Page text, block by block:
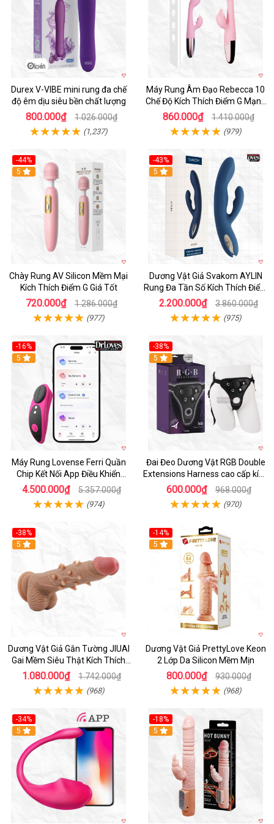
Durex V-VIBE mini rung đa chế
độ êm dịu siêu bền chất lượng
800.000₫ 1.026.000₫
(1,237)
Máy Rung Âm Đạo Rebecca 10
Chế Độ Kích Thích Điểm G Mạnh
Mẽ
860.000₫ 1.410.000₫
(979)
-44%
Hot
5
Chày Rung AV Silicon Mềm Mại
Kích Thích Điểm G Giá Tốt
720.000₫ 1.286.000₫
(977)
-43%
Hot
5
Dương Vật Giả Svakom AYLIN
Rung Đa Tần Số Kích Thích Điểm
G
2.200.000₫ 3.860.000₫
(975)
-16%
Hot
5
Máy Rung Lovense Ferri Quần
Chip Kết Nối App Điều Khiển
Thông Minh
4.500.000₫ 5.357.000₫
(974)
-38%
Hot
5
Đai Đeo Dương Vật RGB Double
Extensions Harness cao cấp kích
thích
600.000₫ 968.000₫
(970)
-38%
5
Dương Vật Giả Gắn Tường JIUAI
Gai Mềm Siêu Thật Kích Thích
Cực Đỉnh
1.080.000₫ 1.742.000₫
(968)
-14%
5
Dương Vật Giả PrettyLove Keon
2 Lớp Da Silicon Mềm Mịn
800.000₫ 930.000₫
(968)
-34%
5
-18%
Hot
5